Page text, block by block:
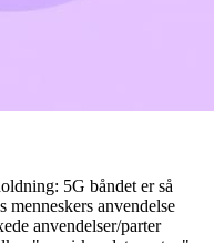
5G båndet er så
menneskers anvendelse
anvendelser/parter